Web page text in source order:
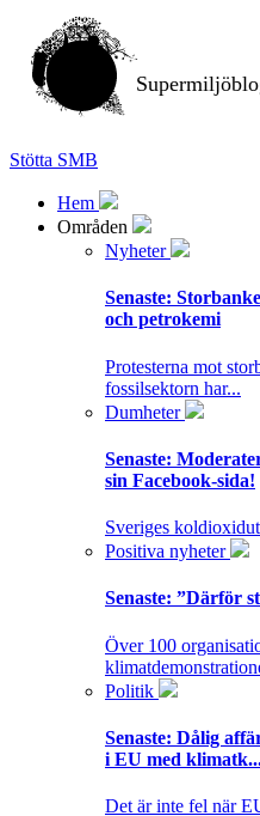
Stötta SMB
Hem
Områden
Nyheter
Senaste:
och petrokemi
Protesterna mot
fossilsektorn har...
Dumheter
Senaste:
sin Facebook-sida!
Sveriges
Positiva nyheter
Senaste: ”Därför
Över 100
Politik
Senaste: Dålig
i EU med
Det är inte fel när